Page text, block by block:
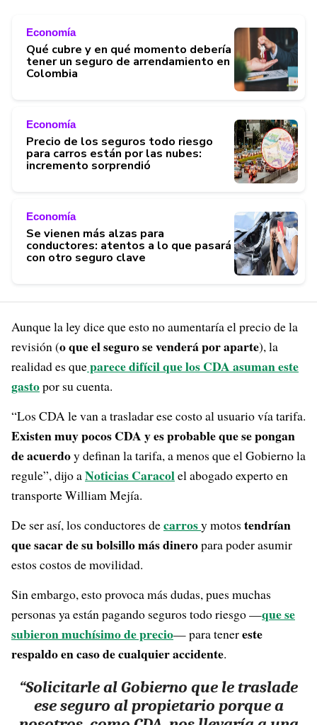
Economía
Qué cubre y en qué momento debería
tener un seguro de arrendamiento en
Colombia
Economía
Precio de los seguros todo riesgo
para carros están por las nubes:
incremento sorprendió
Economía
Se vienen más alzas para
conductores: atentos a lo que pasará
con otro seguro clave
Aunque la ley dice que esto no aumentaría el precio de la
revisión (o que el seguro se venderá por aparte), la
realidad es queparece difícil que los CDA asuman este
gastopor su cuenta.
“Los CDA le van a trasladar ese costo al usuario vía tarifa.
Existen muy pocos CDA y es probable que se pongan
de acuerdoy definan la tarifa, a menos que el Gobierno la
regule”, dijo aNoticias Caracolel abogado experto en
transporte William Mejía.
De ser así, los conductores decarrosy motos tendrían
que sacar de su bolsillo más dineropara poder asumir
estos costos de movilidad.
Sin embargo, esto provoca más dudas, pues muchas
personas ya están pagando seguros todo riesgo —que se
subieron muchísimo de precio— para tenereste
respaldo en caso de cualquier accidente.
“Solicitarle al Gobierno que le traslade
ese seguro al propietario porque a